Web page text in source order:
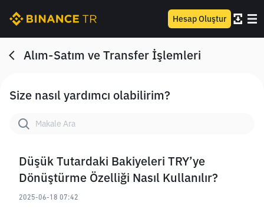
Hesap Oluştur
Alım-Satım ve Transfer İşlemleri
Size nasıl yardımcı olabilirim?
Düşük Tutardaki Bakiyeleri TRY’ye
Dönüştürme Özelliği Nasıl Kullanılır?
2025-06-18 07:42